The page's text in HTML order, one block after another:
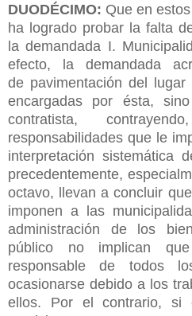
DUODÉCIMO: Que en
ha logrado probar la falta
la demandada I.
efecto, la demandada
de pavimentación del
encargadas por ésta,
contratista,
responsabilidades que le
interpretación sistemática
precedentemente,
octavo, llevan a concluir
imponen a las
administración de los
público no implican
responsable de todos
ocasionarse debido a los
ellos. Por el contrario, si